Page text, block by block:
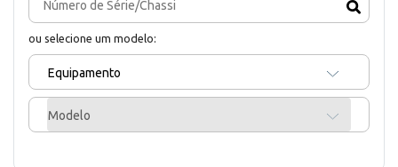
ou selecione um modelo:
Equipamento
Modelo